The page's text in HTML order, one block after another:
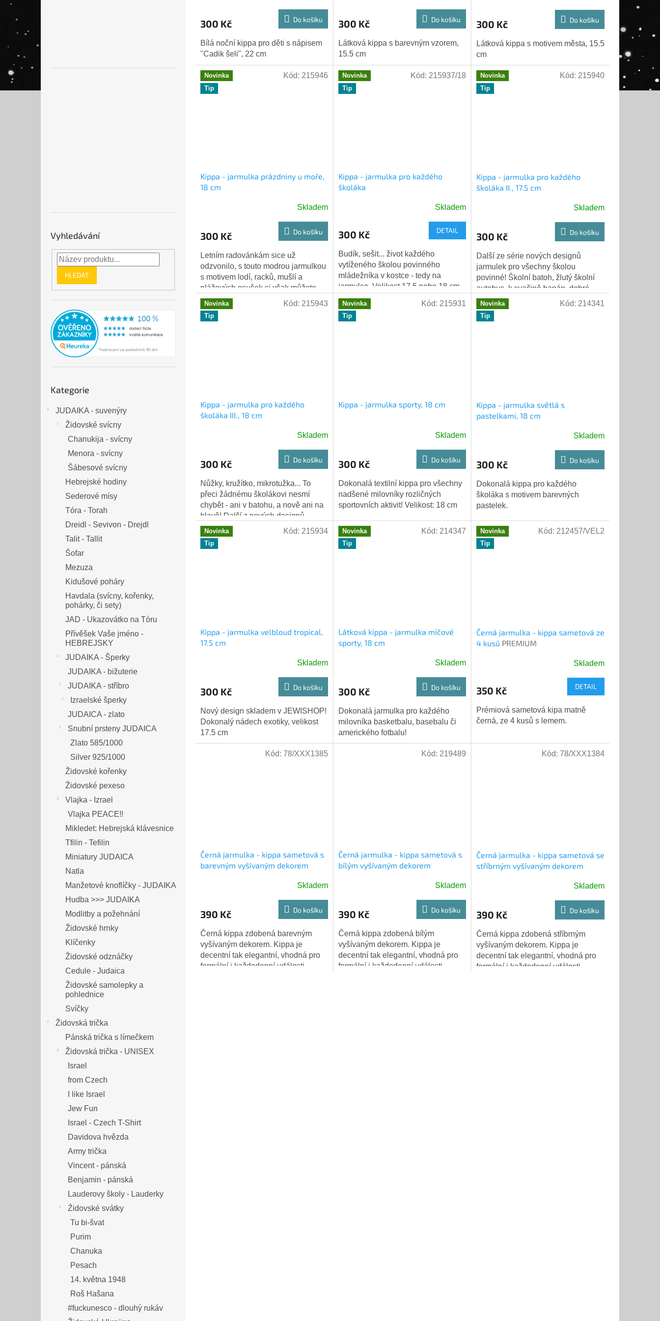
Vyhledávání
HLEDAT
kategorie
Kategorie
JUDAIKA - suvenýry
Židovské svícny
Chanukija - svícny
Menora - svícny
Šábesové svícny
Hebrejské hodiny
Sederové mísy
Tóra - Torah
Dreidl - Sevivon - Drejdl
Talit - Tallit
Šofar
Mezuza
Kidušové poháry
Havdala (svícny, kořenky,
pohárky, či sety)
JAD - Ukazovátko na Tóru
Přívěšek Vaše jméno -
HEBREJSKY
JUDAIKA - Šperky
JUDAIKA - bižuterie
JUDAIKA - stříbro
Izraelské šperky
JUDAICA - zlato
Snubní prsteny JUDAICA
Zlato 585/1000
Silver 925/1000
Židovské kořenky
Židovské pexeso
Vlajka - Izrael
Vlajka PEACE!!
Mikledet: Hebrejská klávesnice
Tfilin - Tefilin
Miniatury JUDAICA
Natla
Manžetové knoflíčky - JUDAIKA
Hudba >>> JUDAIKA
Modlitby a požehnání
Židovské hrnky
Klíčenky
Židovské odznáčky
Cedule - Judaica
Židovské samolepky a
pohlednice
Svíčky
Židovská trička
Pánská trička s límečkem
Židovská trička - UNISEX
Israel
from Czech
I like Israel
Jew Fun
Israel - Czech T-Shirt
Davidova hvězda
Army trička
Vincent - pánská
Benjamin - pánská
Lauderovy školy - Lauderky
Źidovské svátky
Tu bi-švat
Purim
Chanuka
Pesach
14. května 1948
Roš Hašana
#fuckunesco - dlouhý rukáv
300 Kč Do košíku
Bílá noční kippa pro děti s nápisem
"Cadik šeli", 22 cm
300 Kč Do košíku
Látková kippa s barevným vzorem,
15.5 cm
300 Kč Do košíku
Látková kippa s motivem města, 15.5
cm
Novinka
Tip
Kippa - jarmulka prázdniny u moře,
18 cm
Skladem
300 Kč Do košíku
Letním radovánkám sice už
odzvonilo, s touto modrou jarmulkou
s motivem lodí, racků, mušlí a
plážových osušek si však můžete
alespoň trochu ty krásné slunné dny
na pobřeží...
Kód: 215946
Novinka
Tip
Kippa - jarmulka pro každého
školáka
Skladem
300 Kč DETAIL
Budík, sešit... život každého
vytíženého školou povinného
mládežníka v kostce - tedy na
jarmulce. Velikost 17.5 nebo 18 cm.
Kód: 215937/18
Novinka
Tip
Kippa - jarmulka pro každého
školáka II., 17.5 cm
Skladem
300 Kč Do košíku
Další ze série nových designů
jarmulek pro všechny školou
povinné! Školní batoh, žlutý školní
autobus, k svačině banán, dobré
známky... běžný den? Ano, ale také
potisk našich...
Kód: 215940
Novinka
Tip
Kippa - jarmulka pro každého
školáka III., 18 cm
Skladem
300 Kč Do košíku
Nůžky, kružítko, mikrotužka... To
přeci žádnému školákovi nesmí
chybět - ani v batohu, a nově ani na
hlavě! Další z nových designů
jarmulek skladem. Velikost 18 cm
Kód: 215943
Novinka
Tip
Kippa - jarmulka sporty, 18 cm
Skladem
300 Kč Do košíku
Dokonalá textilní kippa pro všechny
nadšené milovníky rozličných
sportovních aktivit! Velikost: 18 cm
Kód: 215931
Novinka
Tip
Kippa - jarmulka světlá s
pastelkami, 18 cm
Skladem
300 Kč Do košíku
Dokonalá kippa pro každého
školáka s motivem barevných
pastelek.
Kód: 214341
Novinka
Tip
Kippa - jarmulka velbloud tropical,
17.5 cm
Skladem
300 Kč Do košíku
Nový design skladem v JEWISHOP!
Dokonalý nádech exotiky, velikost
17.5 cm
Kód: 215934
Novinka
Tip
Látková kippa - jarmulka míčové
sporty, 18 cm
Skladem
300 Kč Do košíku
Dokonalá jarmulka pro každého
milovníka basketbalu, basebalu či
amerického fotbalu!
Kód: 214347
Novinka
Tip
Černá jarmulka - kippa sametová ze
4 kusů PREMIUM
Skladem
350 Kč DETAIL
Prémiová sametová kipa matně
černá, ze 4 kusů s lemem.
Kód: 212457/VEL2
Černá jarmulka - kippa sametová s
barevným vyšívaným dekorem
Skladem
390 Kč Do košíku
Černá kippa zdobená barevným
vyšívaným dekorem. Kippa je
decentní tak elegantní, vhodná pro
formální i každodenní události.
Kód: 78/XXX1385
Černá jarmulka - kippa sametová s
bílým vyšívaným dekorem
Skladem
390 Kč Do košíku
Černá kippa zdobená bílým
vyšívaným dekorem. Kippa je
decentní tak elegantní, vhodná pro
formální i každodenní události.
Kód: 219489
Černá jarmulka - kippa sametová se
stříbrným vyšívaným dekorem
Skladem
390 Kč Do košíku
Černá kippa zdobená stříbrným
vyšívaným dekorem. Kippa je
decentní tak elegantní, vhodná pro
formální i každodenní události.
Kód: 78/XXX1384